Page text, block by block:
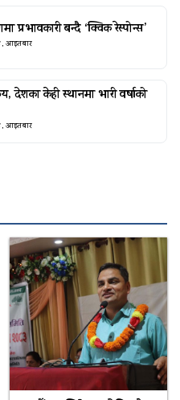
प्रभावकारी बन्दै ‘क्विक रेस्पोन्स’
आइतबार
देशका केही स्थानमा भारी वर्षाको
आइतबार